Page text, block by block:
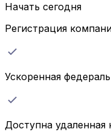
Начать сегодня
Регистрация
Ускоренная
Доступна удаленная